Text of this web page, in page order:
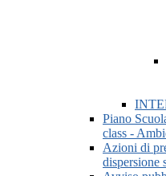
Piano
class -
Azioni di
dispersione